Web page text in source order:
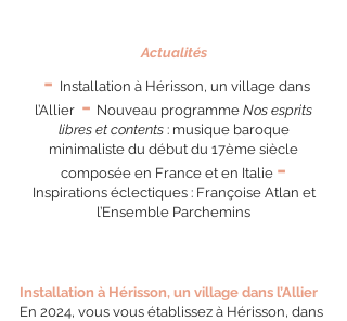
Actualités
- Installation à Hérisson, un village dans
l’Allier - Nouveau programme Nos esprits
libres et contents: musique baroque
minimaliste du début du 17ème siècle
composée en France et en Italie -
Inspirations éclectiques : Françoise Atlan et
l’Ensemble Parchemins
Installation à Hérisson, un village dans l’Allier
En 2024, vous vous établissez à Hérisson, dans